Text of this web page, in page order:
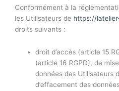
Conformément à la
les Utilisateurs de https://
droits suivants :
droit d’accès (article 15
(article 16 RGPD), de
données des Utilisateurs
d’effacement des